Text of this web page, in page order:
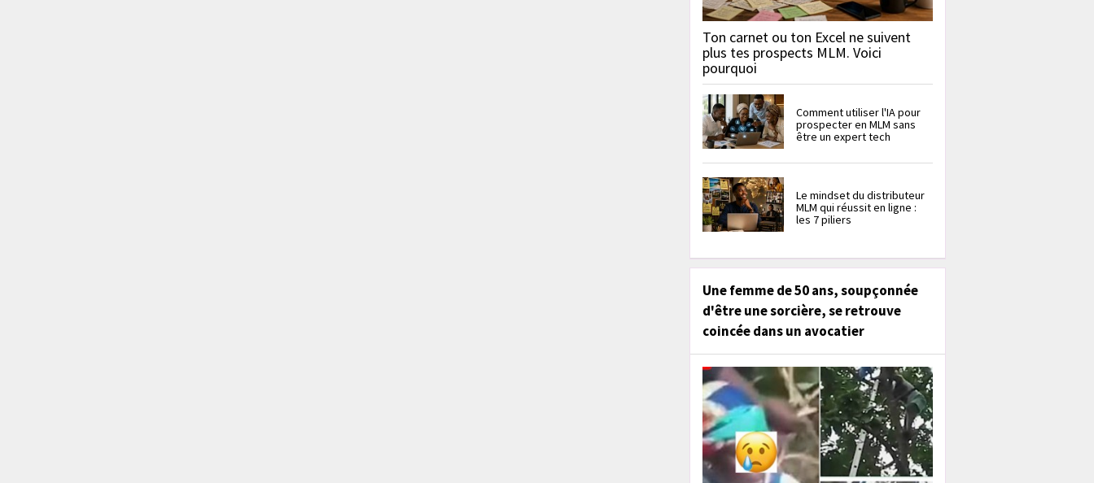
Ton carnet ou ton Excel ne suivent
plus tes prospects MLM. Voici
pourquoi
Comment utiliser l'IA pour
prospecter en MLM sans
être un expert tech
Le mindset du distributeur
MLM qui réussit en ligne :
les 7 piliers
Une femme de 50 ans, soupçonnée
d'être une sorcière, se retrouve
coincée dans un avocatier